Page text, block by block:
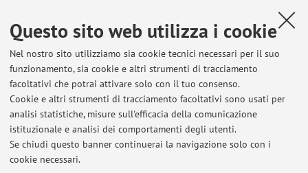
Questo sito web utilizza i cookie
Nel nostro sito utilizziamo sia cookie tecnici necessari per il suo
funzionamento, sia cookie e altri strumenti di tracciamento
facoltativi che potrai attivare solo con il tuo consenso.
Cookie e altri strumenti di tracciamento facoltativi sono usati per
analisi statistiche, misure sull'efficacia della comunicazione
istituzionale e analisi dei comportamenti degli utenti.
Se chiudi questo banner continuerai la navigazione solo con i
cookie necessari.
Dipartimento di Filologia Classica e Italianistica
Via Zamboni 32, Bologna -Vai alla mappa
Risorse in rete
ORCID